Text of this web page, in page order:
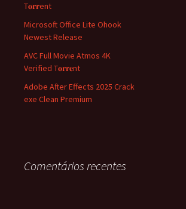
T𝐨𝐫𝐫ent
Microsoft Office Lite Ohook
Newest Release
AVC Full Movie Atmos 4K
Verified T𝐨𝐫𝐫𝐞nt
Adobe After Effects 2025 Crack
exe Clean Premium
Comentários recentes